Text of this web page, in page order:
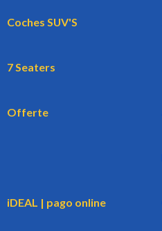
Coches SUV'S
7 Seaters
Offerte
iDEAL | pago online